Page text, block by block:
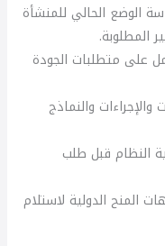
الوضع الحالي للمنشأة
المطلوبة.
على متطلبات الجودة
والنماذج
النظام قبل طلب
المنح الدولية لاستلام